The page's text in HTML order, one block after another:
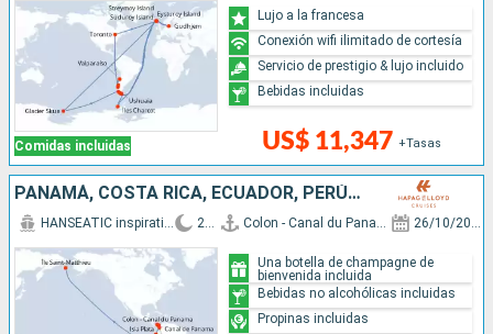
Comidas incluidas US$ 11,347 +Tasas
Lujo a la francesa
Conexión wifi ilimitado de cortesía
Servicio de prestigio & lujo incluido
Bebidas incluidas
PANAMÁ, COSTA RICA, ECUADOR, PERÚ, CHILE, ISLANDIA
HANSEATIC inspiration 20 d Colon - Canal du Panama 26/10/2028
Una botella de champagne de
bienvenida incluida
Bebidas no alcohólicas incluidas
Propinas incluidas